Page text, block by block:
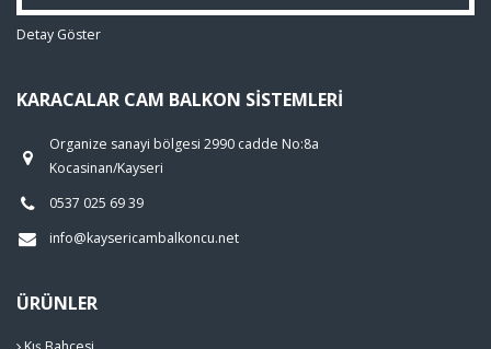
Detay Göster
KARACALAR CAM BALKON SISTEMLERI
Organize sanayi bölgesi 2990 cadde No:8a
Kocasinan/Kayseri
0537 025 69 39
info@kaysericambalkoncu.net
ÜRÜNLER